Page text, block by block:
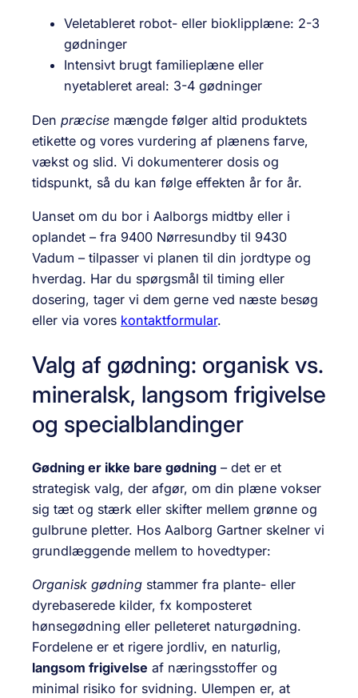
Veletableret robot- eller bioklipplæne: 2-3
gødninger
Intensivt brugt familieplæne eller
nyetableret areal: 3-4 gødninger
Den præcise mængde følger altid produktets
etikette og vores vurdering af plænens farve,
vækst og slid. Vi dokumenterer dosis og
tidspunkt, så du kan følge effekten år for år.
Uanset om du bor i Aalborgs midtby eller i
oplandet – fra 9400 Nørresundby til 9430
Vadum – tilpasser vi planen til din jordtype og
hverdag. Har du spørgsmål til timing eller
dosering, tager vi dem gerne ved næste besøg
eller via vores kontaktformular.
Valg af gødning: organisk vs.
mineralsk, langsom frigivelse
og specialblandinger
Gødning er ikke bare gødning – det er et
strategisk valg, der afgør, om din plæne vokser
sig tæt og stærk eller skifter mellem grønne og
gulbrune pletter. Hos Aalborg Gartner skelner vi
grundlæggende mellem to hovedtyper:
Organisk gødning stammer fra plante- eller
dyrebaserede kilder, fx komposteret
hønsegødning eller pelleteret naturgødning.
Fordelene er et rigere jordliv, en naturlig,
langsom frigivelse af næringsstoffer og
minimal risiko for svidning. Ulempen er, at